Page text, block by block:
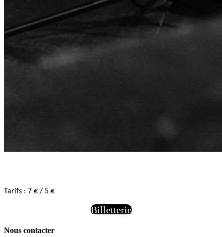
Tarifs : 7 € / 5 €
Billetterie
Nous contacter